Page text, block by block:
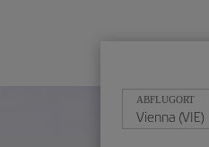
ABFLUGORT